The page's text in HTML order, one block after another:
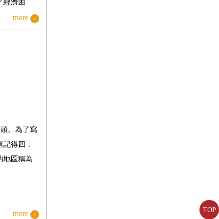
TOP
經濟困
翼勢力、
一九四八
，被稱為
．三特別
more
。為了寫
得四．
地區稱為
more